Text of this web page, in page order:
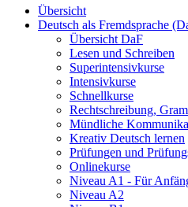
Übersicht
Deutsch als Fremdsprache
Übersicht DaF
Lesen und Schreiben
Superintensivkurse
Intensivkurse
Schnellkurse
Rechtschreibung,
Mündliche
Kreativ Deutsch lernen
Prüfungen und
Onlinekurse
Niveau A1 - Für
Niveau A2